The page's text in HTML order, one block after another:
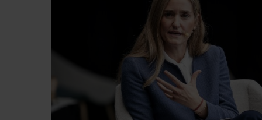
sitio web con nuestros partners de redes sociales,
análisis web, quienes pueden combinarla con otra
haya proporcionado o que hayan recopilado a partir del uso